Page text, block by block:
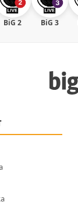
BiG 2 BiG 3